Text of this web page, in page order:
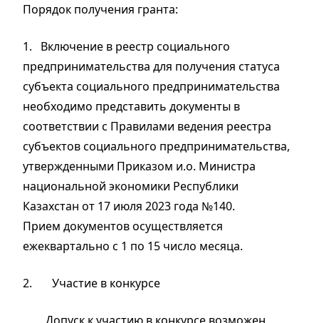
Порядок получения гранта:
1. Включение в реестр социального
предпринимательства для получения статуса
субъекта социального предпринимательства
необходимо представить документы в
соответствии с Правилами ведения реестра
субъектов социального предпринимательства,
утвержденными Приказом и.о. Министра
национальной экономики Республики
Казахстан от 17 июля 2023 года №140.
Прием документов осуществляется
ежеквартально с 1 по 15 число месяца.
2. Участие в конкурсе